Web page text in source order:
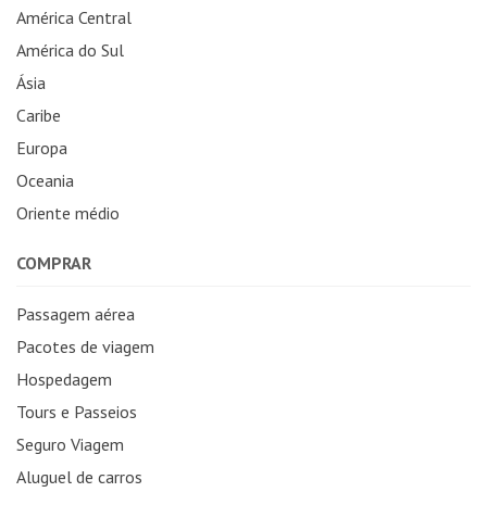
América Central
América do Sul
Ásia
Caribe
Europa
Oceania
Oriente médio
COMPRAR
Passagem aérea
Pacotes de viagem
Hospedagem
Tours e Passeios
Seguro Viagem
Aluguel de carros